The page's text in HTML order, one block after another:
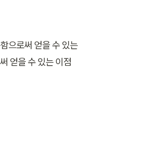
으로써 얻을 수 있는
얻을 수 있는 이점